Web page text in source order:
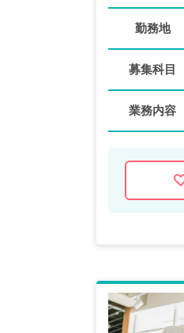
勤務地
募集科目
業務内容